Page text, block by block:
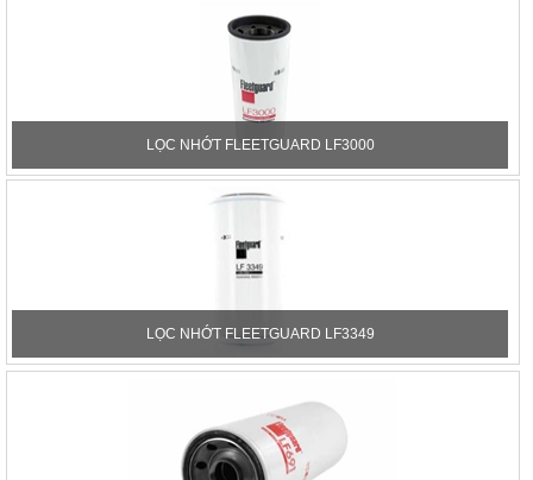
LỌC NHỚT FLEETGUARD LF3000
LỌC NHỚT FLEETGUARD LF3349